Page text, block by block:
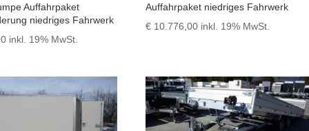
Auffahrpaket
niedriges Fahrwerk
inkl. 19% MwSt.
Auffahrpaket niedriges Fahrwerk
€ 10.776,00 inkl. 19% MwSt.